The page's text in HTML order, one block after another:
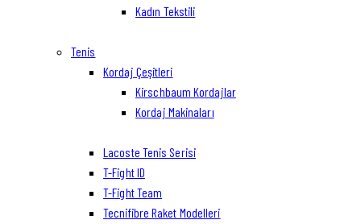
Kadın Tekstili
Tenis
Kordaj Çeşitleri
Kirschbaum Kordajlar
Kordaj Makinaları
Lacoste Tenis Serisi
T-Fight ID
T-Fight Team
Tecnifibre Raket Modelleri